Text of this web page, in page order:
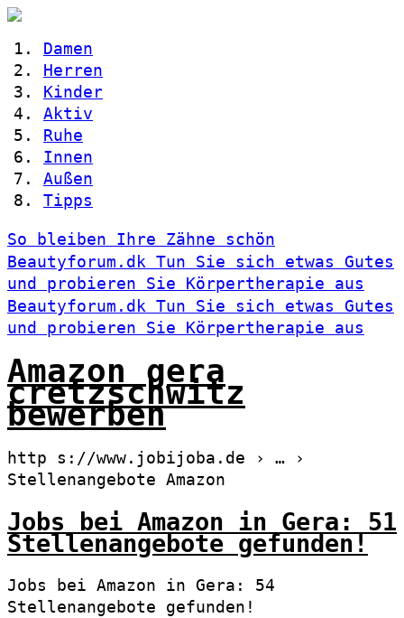
Damen
Herren
Kinder
Aktiv
Ruhe
Innen
Außen
Tipps
So bleiben Ihre Zähne schön
Beautyforum.dk Tun Sie sich etwas Gutes
und probieren Sie Körpertherapie aus
Beautyforum.dk Tun Sie sich etwas Gutes
und probieren Sie Körpertherapie aus
Amazon gera
cretzschwitz
bewerben
http s://www.jobijoba.de › … ›
Stellenangebote Amazon
Jobs bei Amazon in Gera: 51
Stellenangebote gefunden!
Jobs bei Amazon in Gera: 54
Stellenangebote gefunden!